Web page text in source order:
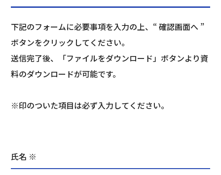
下記のフォームに必要事項を入力の上、“ 確認画面へ ”
ボタンをクリックしてください。
送信完了後、「ファイルをダウンロード」ボタンより資
料のダウンロードが可能です。
※印のついた項目は必ず入力してください。
氏名 ※